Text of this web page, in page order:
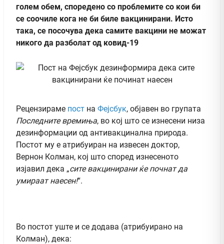
голем обем, споредено со проблемите со кои би
се соочиле кога не би биле вакцинирани. Исто
така, се посочува дека самите вакцини не можат
никого да разболат од ковид-19
Рецензираме пост на Фејсбук, објавен во групата
Последните времиња, во кој што се изнесени низа
дезинформации од антивакцинална природа.
Постот му е атрибуиран на извесен доктор,
Вернон Колман, кој што според изнесеното
изјавил дека „сите вакцинирани ќе почнат да
умираат наесен!“.
Во постот уште и се додава (атрибуирано на
Колман), дека: